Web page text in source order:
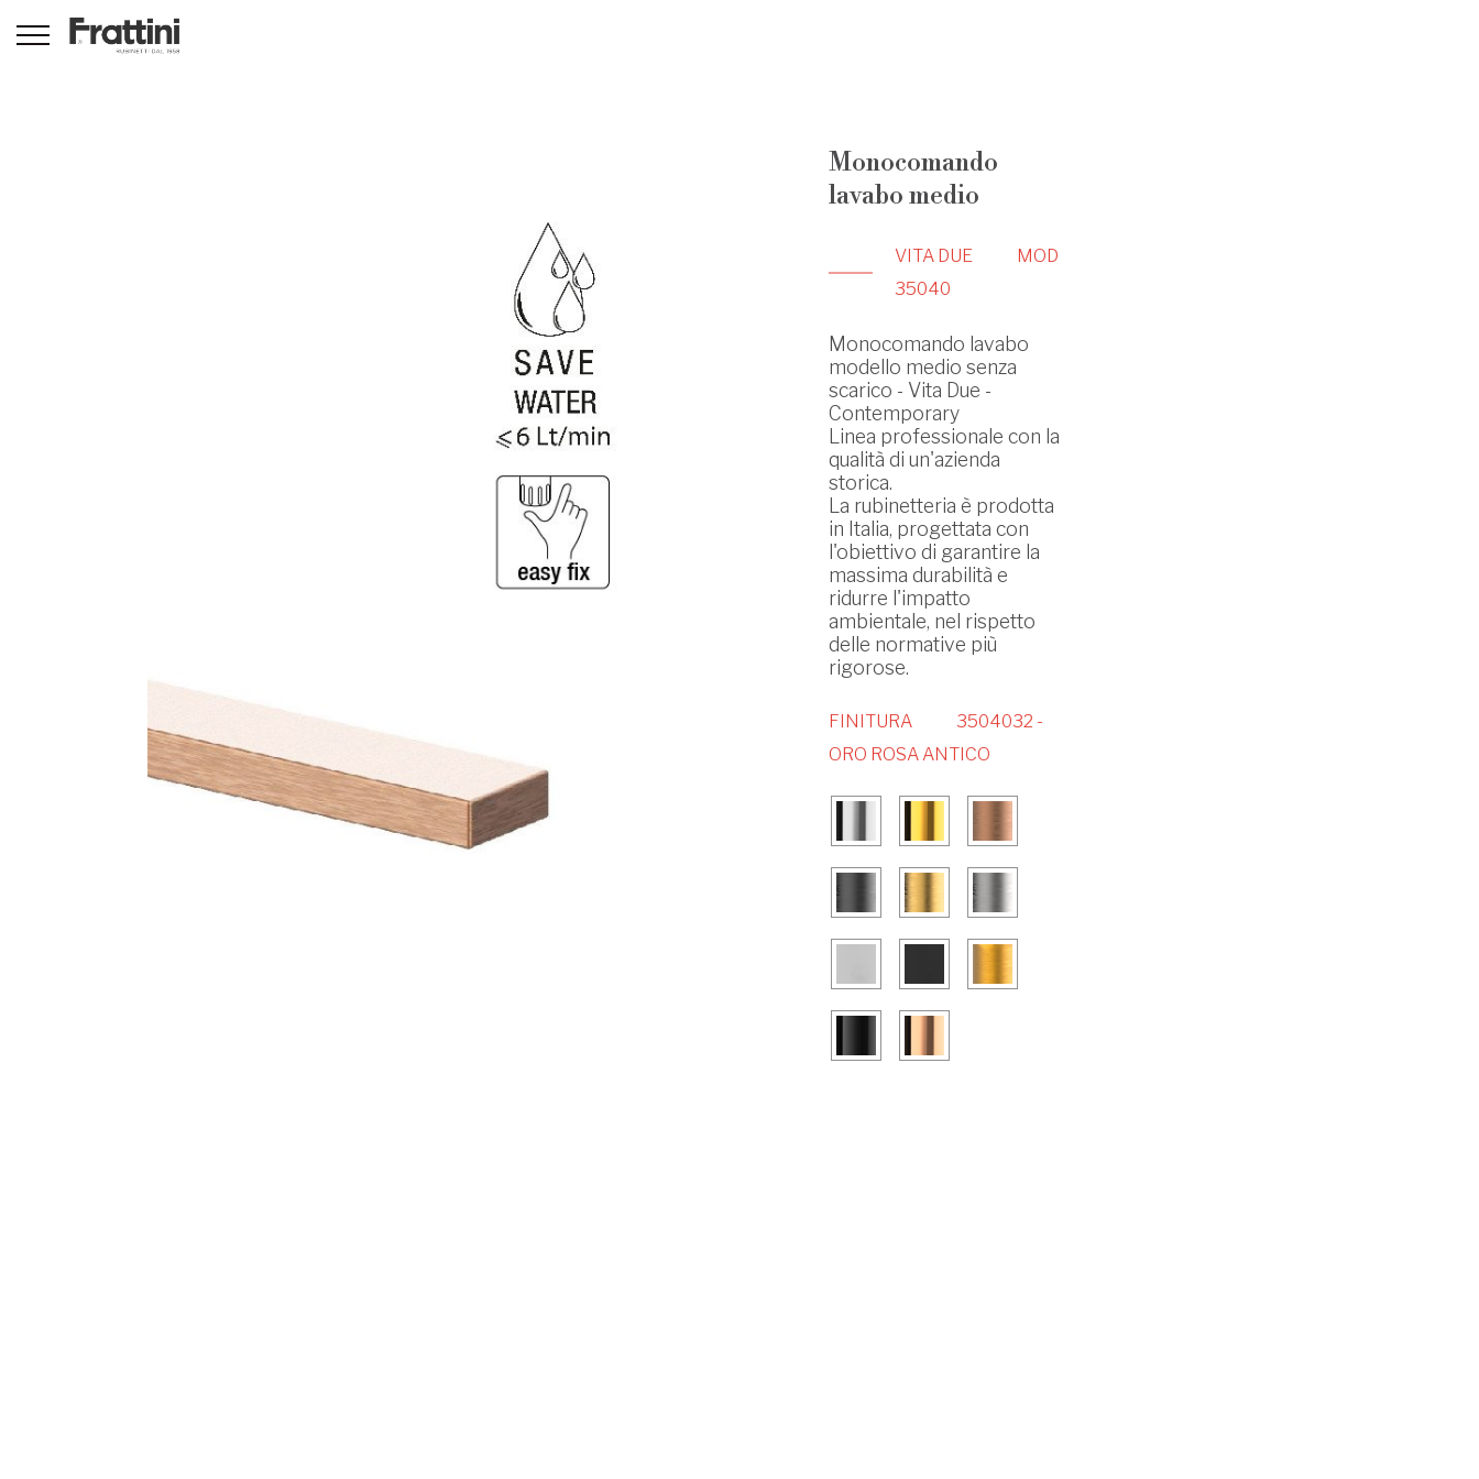
Monocomando
lavabo medio
VITA DUE
MOD
35040
Monocomando lavabo
modello medio senza
scarico - Vita Due -
Contemporary
Linea professionale con la
qualità di un'azienda
storica.
La rubinetteria è prodotta
in Italia, progettata con
l'obiettivo di garantire la
massima durabilità e
ridurre l'impatto
ambientale, nel rispetto
delle normative più
rigorose.
FINITURA
3504032 -
ORO ROSA ANTICO